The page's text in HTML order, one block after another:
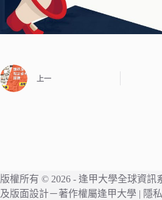
上一
版權所有 © 2026 - 逢甲大學全球資訊
及版面設計－著作權屬逢甲大學 | 隱